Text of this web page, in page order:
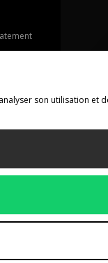
son utilisation et